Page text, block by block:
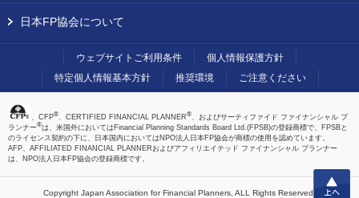
上へ
日本FP協会について
ウェブサイトご利用条件
個人情報保護方針
特定個人情報基本方針
推奨環境 ご注意ください
、CFP®、CERTIFIED FINANCIAL PLANNER®、およびサーティファイド ファイナンシャル プ
ランナー®は、米国外においてはFinancial Planning Standards Board Ltd.(FPSB)の登録商標で、FPSBと
のライセンス契約の下に、日本国内においてはNPO法人日本FP協会が商標の使用を認めています。
AFP、AFFILIATED FINANCIAL PLANNERおよびアフィリエイテッド ファイナンシャル プランナー
は、NPO法人日本FP協会の登録商標です。
Copyright Japan Association for Financial Planners, ALL Rights Reserved.